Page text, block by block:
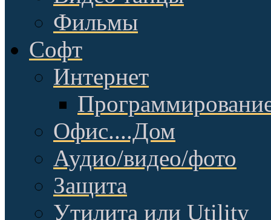
Фильмы
Софт
Интернет
Офис....Дом
Аудио/видео/фото
Защита
Утилита или Utility